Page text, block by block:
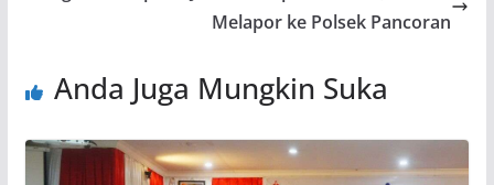
Melapor ke Polsek Pancoran
Anda Juga Mungkin Suka